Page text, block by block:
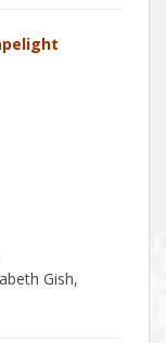
Gish,